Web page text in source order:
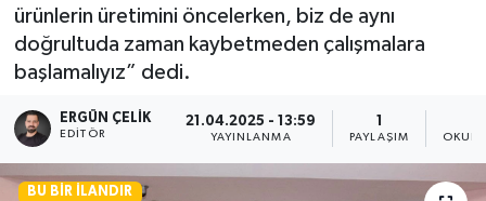
ürünlerin üretimini öncelerken, biz de aynı
doğrultuda zaman kaybetmeden çalışmalara
başlamalıyız” dedi.
ERGÜN ÇELIK
EDITÖR
21.04.2025 - 13:59
YAYINLANMA
1
PAYLAŞIM
BU BIR İLANDIR
Haber Arşivi